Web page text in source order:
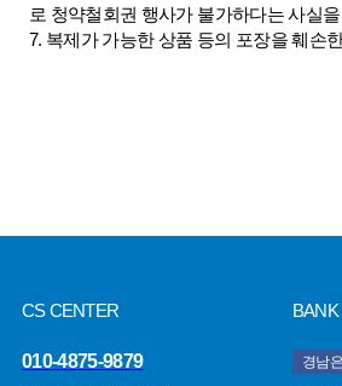
로 청약철회권 행사가 불가하다는 사실
7. 복제가 가능한 상품 등의 포장을 훼손
CS CENTER
010-4875-9879 경남